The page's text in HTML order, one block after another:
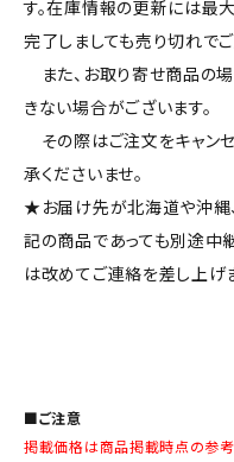
す。在庫情報の更新には最
完了しましても売り切れで
また、お取り寄せ商品の
きない場合がございます。
その際はご注文をキャン
承くださいませ。
★お届け先が北海道や沖縄
記の商品であっても別途中
は改めてご連絡を差し上げ
■ご注意
掲載価格は商品掲載時点の参考